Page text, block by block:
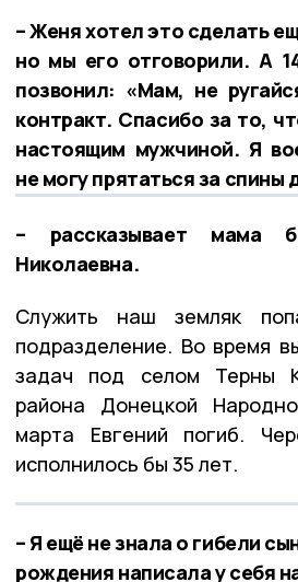
– Женя хотел это сделать
но мы его отговорили. А
позвонил: «Мам, не
контракт. Спасибо за то,
настоящим мужчиной. Я
не могу прятаться за спины
– рассказывает мама
Николаевна.
Служить наш земляк
подразделение. Во время
задач под селом Терны
района Донецкой
марта Евгений погиб.
исполнилось бы 35 лет.
– Я ещё не знала о гибели
рождения написала у себя